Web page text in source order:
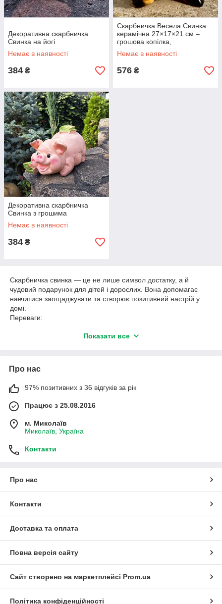
Декоративна скарбничка
Свинка на йогі
Немає в наявності
384 ₴
Скарбничка Весела Свинка
керамічна 27×17×21 см –
грошова копілка,
декоративна свинка для
монет
Немає в наявності
576 ₴
Декоративна скарбничка
Свинка з грошима
Немає в наявності
384 ₴
Скарбничка свинка — це не лише символ достатку, а й
чудовий подарунок для дітей і дорослих. Вона допомагає
навчитися заощаджувати та створює позитивний настрій у
домі.
Переваги:
Замовляйте скарбничку-свинку з доставкою по Україні —
Показати все
Про нас
97% позитивних з 36 відгуків за рік
Працює з 25.08.2016
м. Миколаїв
Миколаїв, Україна
Контакти
Про нас
Контакти
Доставка та оплата
Повна версія сайту
Сайт створено на маркетплейсі Prom.ua
Політика конфіденційності